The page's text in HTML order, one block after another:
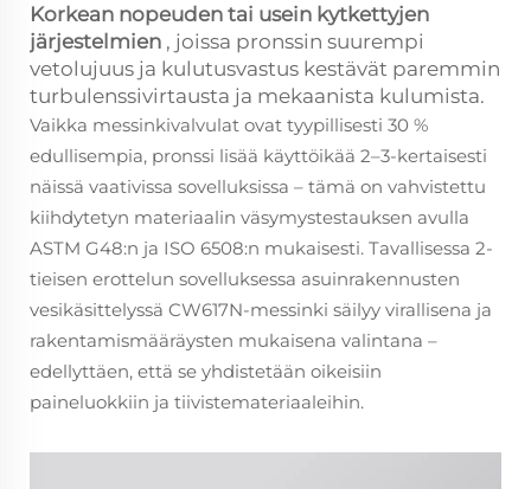
Korkean nopeuden tai usein kytkettyjen
järjestelmien , joissa pronssin suurempi
vetolujuus ja kulutusvastus kestävät paremmin
turbulenssivirtausta ja mekaanista kulumista.
Vaikka messinkivalvulat ovat tyypillisesti 30 %
edullisempia, pronssi lisää käyttöikää 2–3-kertaisesti
näissä vaativissa sovelluksissa – tämä on vahvistettu
kiihdytetyn materiaalin väsymystestauksen avulla
ASTM G48:n ja ISO 6508:n mukaisesti. Tavallisessa 2-
tieisen erottelun sovelluksessa asuinrakennusten
vesikäsittelyssä CW617N-messinki säilyy virallisena ja
rakentamismääräysten mukaisena valintana –
edellyttäen, että se yhdistetään oikeisiin
paineluokkiin ja tiivistemateriaaleihin.